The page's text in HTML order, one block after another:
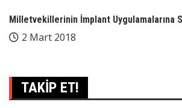
Milletvekillerinin İmplant Uygulamalarına
2 Mart 2018
TAKİP ET!